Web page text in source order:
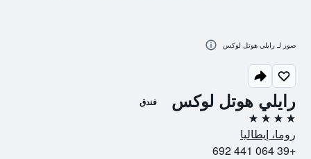
رايلي هوتل لوكس فندق
4 نجوم
روما، إيطاليا
+39 064 441 692
صور لـ رايلي هوتل لوكس